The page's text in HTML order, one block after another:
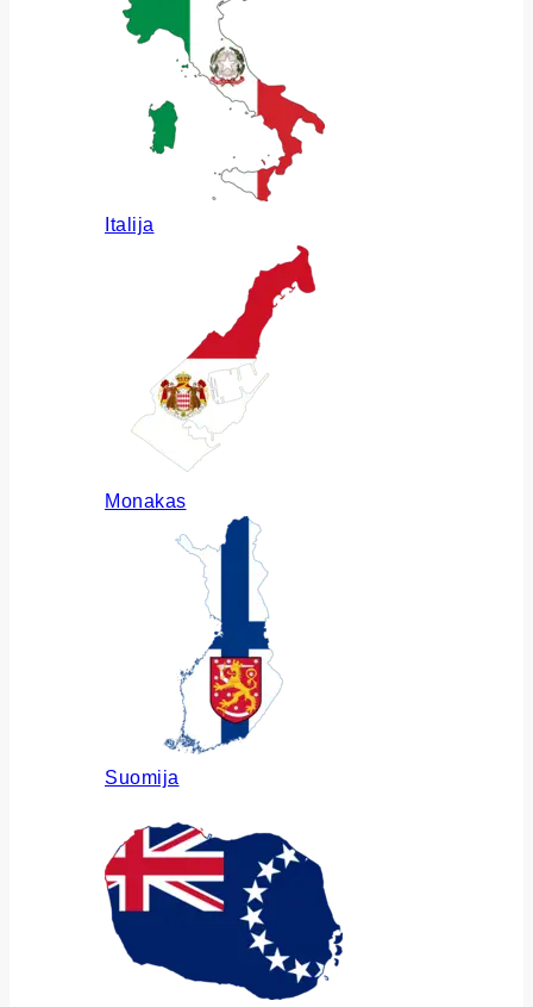
Italija
Monakas
Suomija